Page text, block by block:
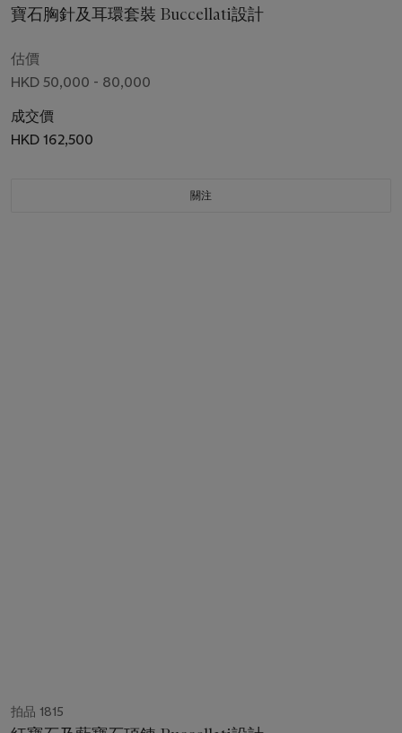
寶石胸針及耳環套裝 Buccellati設計
估價
HKD 50,000 - 80,000
成交價
HKD 162,500
關注
拍品 1815